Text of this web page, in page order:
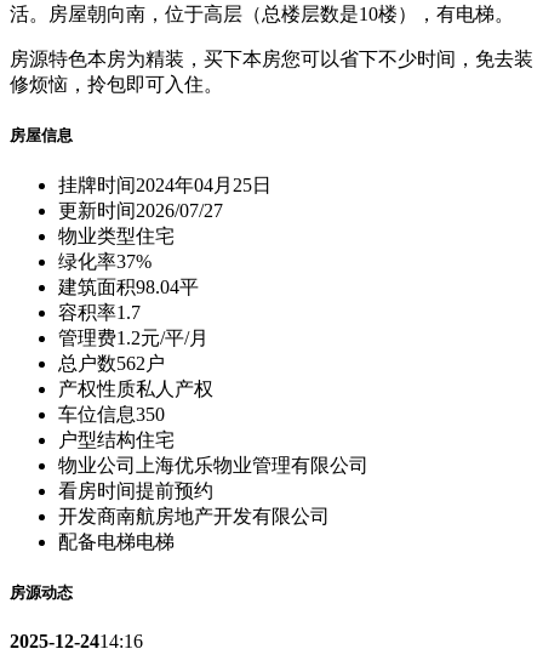
活。房屋朝向南，位于高层（总楼层数是10楼），有电梯。
房源特色本房为精装，买下本房您可以省下不少时间，免去装
修烦恼，拎包即可入住。
房屋信息
挂牌时间2024年04月25日
更新时间2026/07/27
物业类型住宅
绿化率37%
建筑面积98.04平
容积率1.7
管理费1.2元/平/月
总户数562户
产权性质私人产权
车位信息350
户型结构住宅
物业公司
上海优乐物业管理有限公司
看房时间提前预约
开发商南航房地产开发有限公司
配备电梯电梯
房源动态
2025-12-2414:16